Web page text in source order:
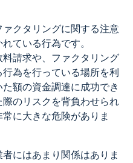
ァクタリングに関する注意
ている行為です。
請求や、ファクタリング
為を行っている場所を利
額の資金調達に成功でき
のリスクを背負わせられ
に大きな危険がありま
にはあまり関係はありま